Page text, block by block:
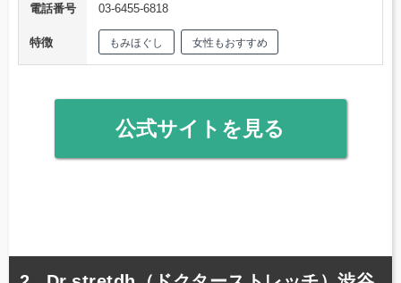
電話番号
03-6455-6818
特徴 もみほぐし 女性もおすすめ
公式サイトを見る